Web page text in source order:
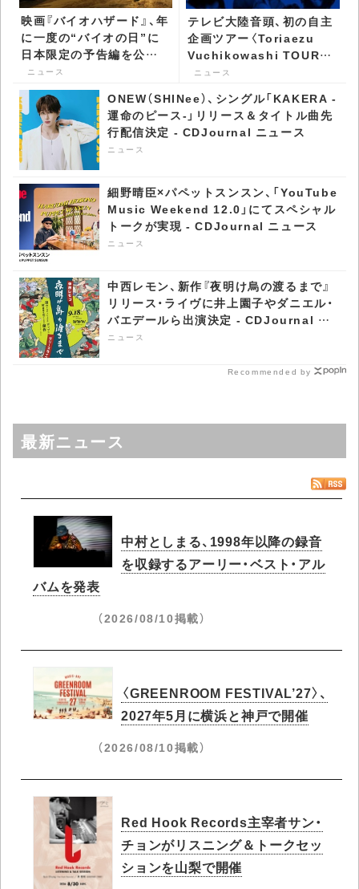
映画『バイオハザード』、年
に一度の“バイオの日”に
日本限定の予告編を公開 -
CDJournal ニュース
ニュース
テレビ大陸音頭、初の自主
企画ツアー〈Toriaezu
Vuchikowashi TOUR〉
開催決定 - CDJournal ニ
ニュース
ONEW（SHINee）、シングル「KAKERA -
運命のピース-」リリース＆タイトル曲先
行配信決定 - CDJournal ニュース
ニュース
細野晴臣×パペットスンスン、「YouTube
Music Weekend 12.0」にてスペシャル
トークが実現 - CDJournal ニュース
ニュース
中西レモン、新作『夜明け烏の渡るまで』
リリース・ライヴに井上園子やダニエル・
バエデールら出演決定 - CDJournal ニ
ュース
ニュース
Recommended by
最新ニュース
中村としまる、1998年以降の録音
を収録するアーリー・ベスト・アル
バムを発表
（2026/08/10掲載）
〈GREENROOM FESTIVAL’27〉、
2027年5月に横浜と神戸で開催
（2026/08/10掲載）
Red Hook Records主宰者サン・
チョンがリスニング＆トークセッ
ションを山梨で開催